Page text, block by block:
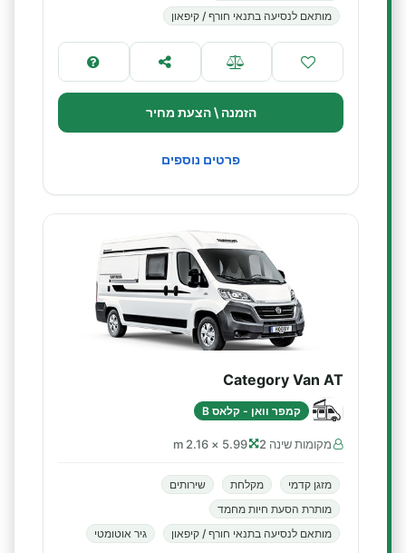
מותאם לנסיעה בתנאי חורף / קיפאון
הזמנה \ הצעת מחיר
פרטים נוספים
Category Van AT
קמפר וואן - קלאס B
מקומות שינה 2 5.99 × 2.16 m
מזגן קדמי מקלחת
שירותים
מותרת הסעת חיות מחמד
מותאם לנסיעה בתנאי חורף / קיפאון
גיר אוטומטי